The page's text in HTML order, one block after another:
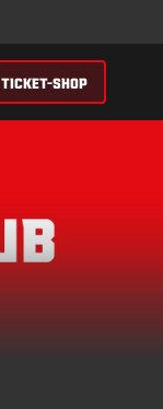
TICKET-SHOP